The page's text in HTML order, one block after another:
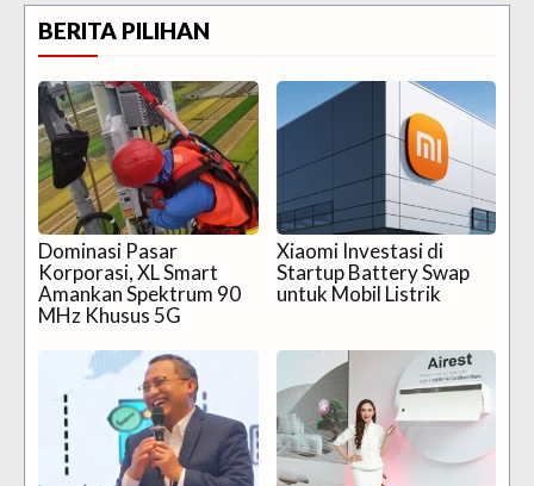
BERITA PILIHAN
Dominasi Pasar
Korporasi, XL Smart
Amankan Spektrum 90
MHz Khusus 5G
Xiaomi Investasi di
Startup Battery Swap
untuk Mobil Listrik